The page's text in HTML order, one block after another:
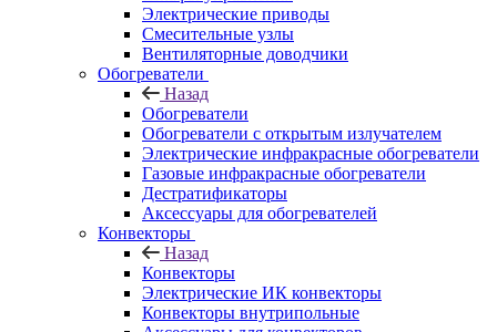
Электрические приводы
Смесительные узлы
Вентиляторные доводчики
Обогреватели
Назад
Обогреватели
Обогреватели с открытым излучателем
Электрические инфракрасные обогреватели
Газовые инфракрасные обогреватели
Дестратификаторы
Аксессуары для обогревателей
Конвекторы
Назад
Конвекторы
Электрические ИК конвекторы
Конвекторы внутрипольные